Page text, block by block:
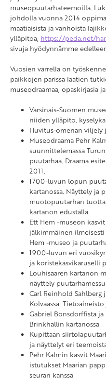
museopuutarhateemoilla.
johdolla vuonna 2014
maatiaisista ja vanhoista
ylläpitoa, https://peda.net/
sivuja hyödynnämme
Vuosien varrella on
paikkojen parissa laatien
museodraamaa, opaskirjasia
Varsinais-Suomen
niiden ylläpito,
Huvitus-omenan viljely
Museodraama Pehr
suunnittelemassa
puutarhaa. Draama
2011.
1700-luvun lopun
kartanossa. Näyttely ja
muotopuutarhan
kartanon edustalla.
Ett Hem -museon
jälkimmäinen ilmeisesti
Hem -museo ja
1900-luvun eri
ja koristekasvikaruselli
Louhisaaren kartanon
näyttely
Carl Reinhold
Kolvaassa.
Gabriel Bonsdorffista
Brinkhallin kartanossa
Kupittaan
ja näyttelyt eri
Pehr Kalmin kasvit
istutukset Maarian
seuran kanssa